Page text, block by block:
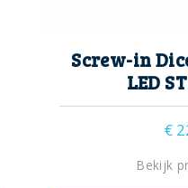
Screw-in
LED
€
Bekijk